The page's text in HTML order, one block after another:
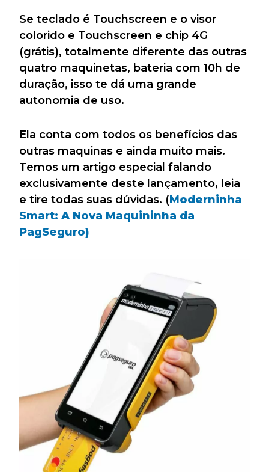
Se teclado é Touchscreen e o visor
colorido e Touchscreen e chip 4G
(grátis), totalmente diferente das outras
quatro maquinetas, bateria com 10h de
duração, isso te dá uma grande
autonomia de uso.
Ela conta com todos os benefícios das
outras maquinas e ainda muito mais.
Temos um artigo especial falando
exclusivamente deste lançamento, leia
e tire todas suas dúvidas. (Moderninha
Smart: A Nova Maquininha da
PagSeguro)